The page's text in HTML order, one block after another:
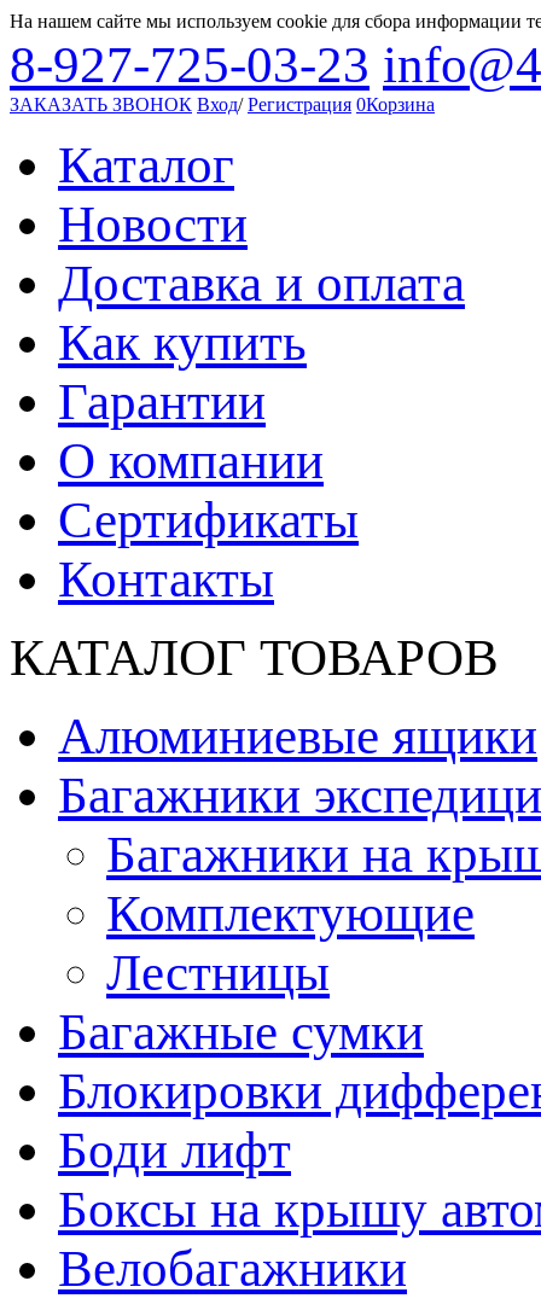
На нашем сайте мы используем cookie для сбора информации
8-927-725-03-23
ЗАКАЗАТЬ ЗВОНОК Вход/Регистрация 0Корзина
Каталог
Новости
Доставка и оплата
Как купить
Гарантии
О компании
Сертификаты
Контакты
КАТАЛОГ ТОВАРОВ
Алюминиевые ящики
Багажники
Багажники на
Комплектующие
Лестницы
Багажные сумки
Блокировки
Боди лифт
Боксы на крышу
Велобагажники